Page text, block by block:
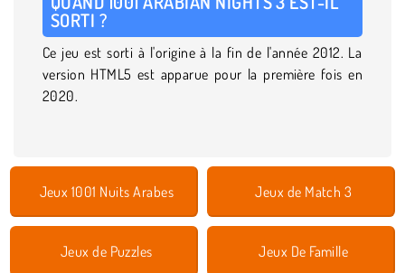
SORTI ?
Ce jeu est sorti à l'origine à la fin de l'année 2012. La
version HTML5 est apparue pour la première fois en
2020.
Jeux 1001 Nuits Arabes Jeux de Match 3
Jeux de Puzzles Jeux De Famille